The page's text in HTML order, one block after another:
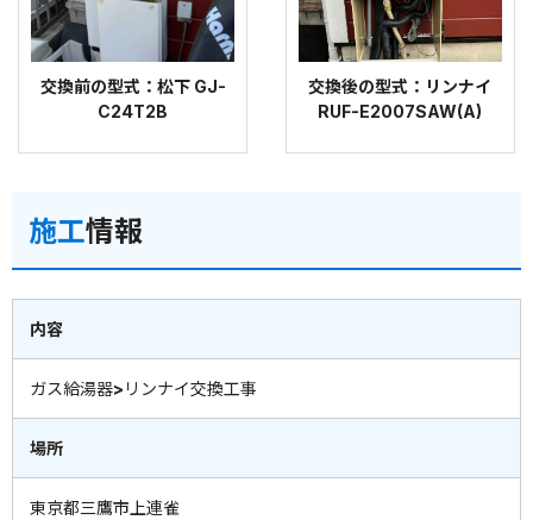
交換前の型式：松下 GJ-
C24T2B
交換後の型式：リンナイ
RUF-E2007SAW(A)
施工情報
内容
ガス給湯器>リンナイ交換工事
場所
東京都三鷹市上連雀